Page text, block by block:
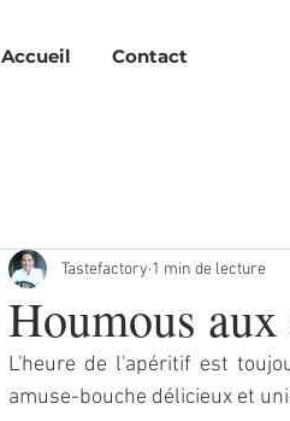
Accueil Contact
Houmous aux
Tastefactory 1 min de lecture
L'heure de l'apéritif est
amuse-bouche délicieux et